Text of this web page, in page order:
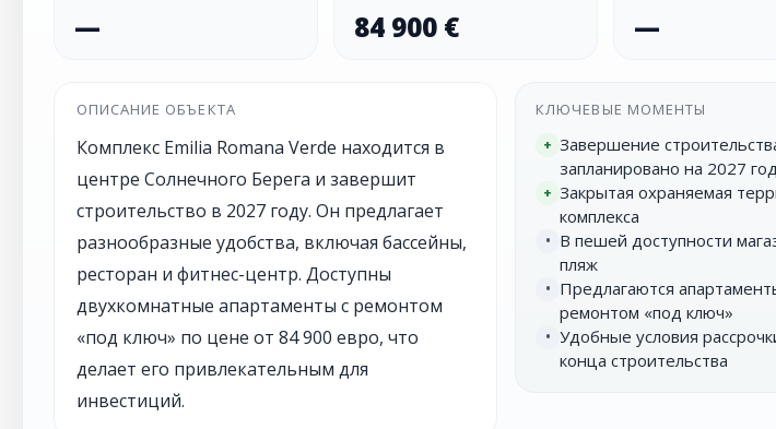
— 84 900 € —
ОПИСАНИЕ ОБЪЕКТА
Комплекс Emilia Romana Verde находится в
центре Солнечного Берега и завершит
строительство в 2027 году. Он предлагает
разнообразные удобства, включая бассейны,
ресторан и фитнес-центр. Доступны
двухкомнатные апартаменты с ремонтом
«под ключ» по цене от 84 900 евро, что
делает его привлекательным для
инвестиций.
КЛЮЧЕВЫЕ МОМЕНТЫ
+ Завершение
запланировано на 2027 год
+ Закрытая охраняемая
комплекса
• В пешей доступности
пляж
• Предлагаются
ремонтом «под ключ»
• Удобные условия
конца строительства